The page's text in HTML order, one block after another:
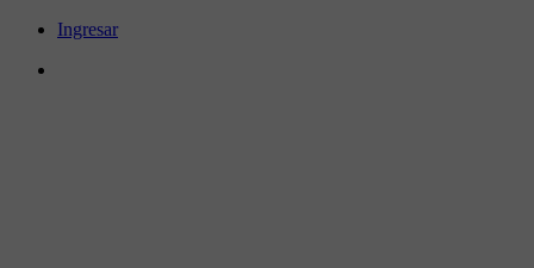
Ingresar